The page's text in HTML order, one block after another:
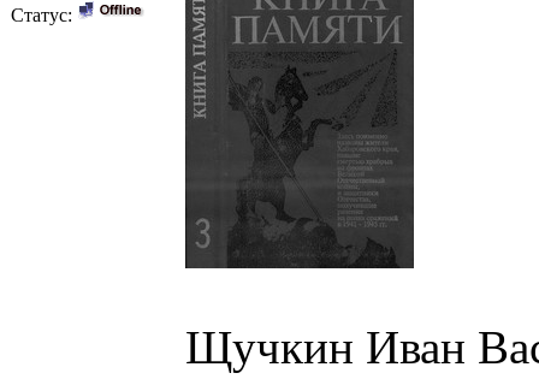
Статус:
Щучкин Иван